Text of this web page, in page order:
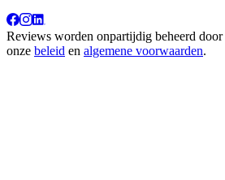
Reviews worden onpartijdig beheerd door
onze beleid en algemene voorwaarden.